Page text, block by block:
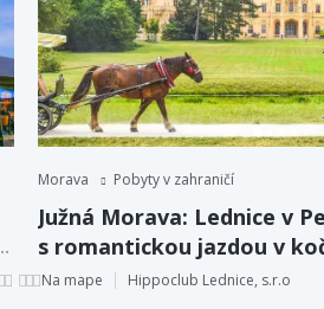
Morava Pobyty v zahraničí
Južná Morava: Lednice v
s romantickou jazdou v
džbánom vína.
Na mape Hippoclub Lednice, s.r.o